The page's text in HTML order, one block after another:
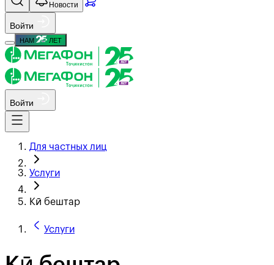
Новости
Войти
НАМ ЛЕТ
Войти
Для частных лиц
Услуги
Кӣ бештар
Услуги